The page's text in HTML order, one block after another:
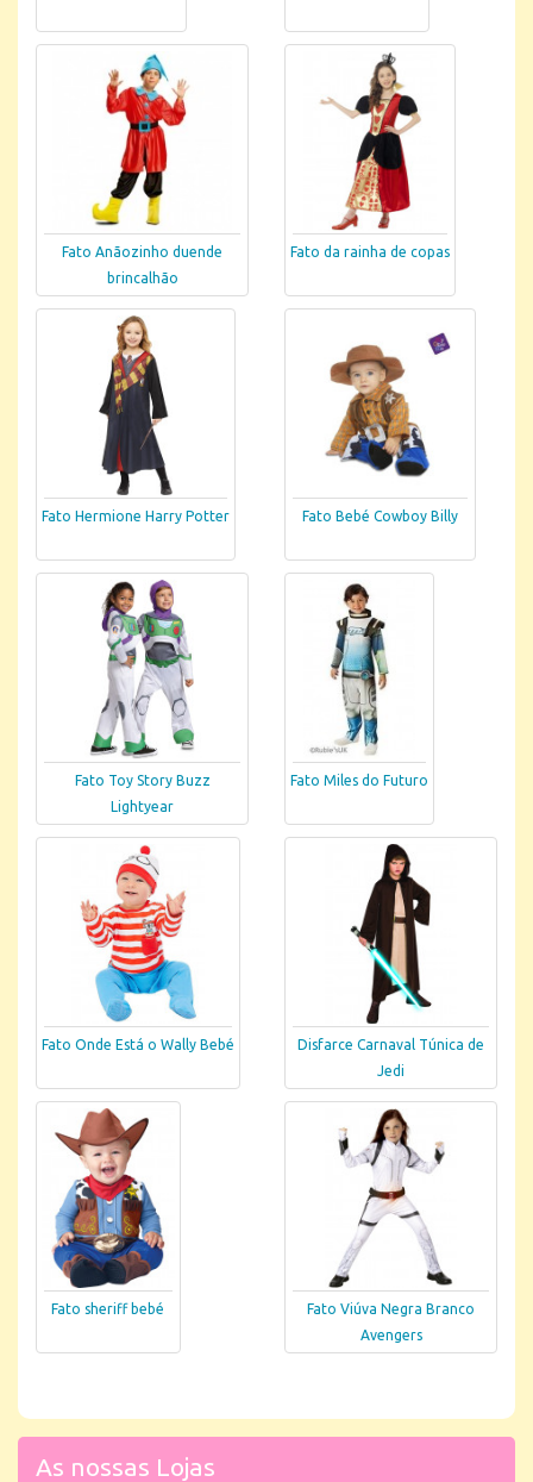
Fato Anãozinho duende
brincalhão
Fato da rainha de copas
Fato Hermione Harry Potter Fato Bebé Cowboy Billy
Fato Toy Story Buzz
Lightyear
Fato Miles do Futuro
Fato Onde Está o Wally Bebé
Disfarce Carnaval Túnica de
Jedi
Fato sheriff bebé
Fato Viúva Negra Branco
Avengers
As nossas Lojas